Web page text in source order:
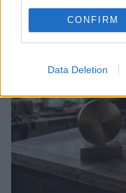
CONFIRM
Data Deletion